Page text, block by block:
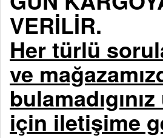
VERİLİR.
Her türlü
ve
için iletişime